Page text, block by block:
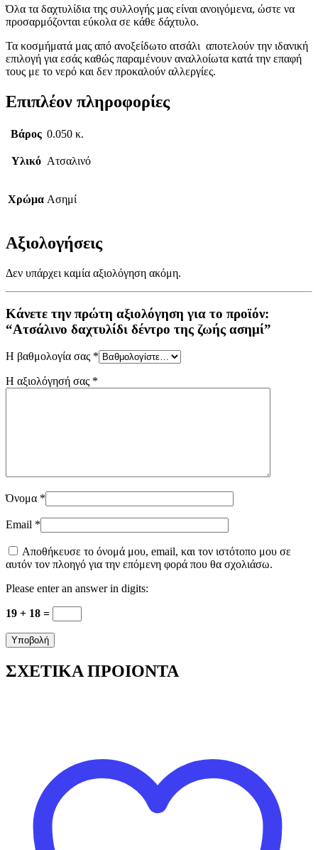
Όλα τα δαχτυλίδια της συλλογής μας είναι ανοιγόμενα, ώστε να
προσαρμόζονται εύκολα σε κάθε δάχτυλο.
Τα κοσμήματά μας από ανοξείδωτο ατσάλι αποτελούν την ιδανική
επιλογή για εσάς καθώς παραμένουν αναλλοίωτα κατά την επαφή
τους με το νερό και δεν προκαλούν αλλεργίες.
Επιπλέον πληροφορίες
Βάρος 0.050 κ.
Υλικό Ατσαλινό
Χρώμα Ασημί
Αξιολογήσεις
Δεν υπάρχει καμία αξιολόγηση ακόμη.
Κάνετε την πρώτη αξιολόγηση για το προϊόν:
“Ατσάλινο δαχτυλίδι δέντρο της ζωής ασημί”
Η βαθμολογία σας *
Η αξιολόγησή σας *
Όνομα *
Email *
Αποθήκευσε το όνομά μου, email, και τον ιστότοπο μου σε
αυτόν τον πλοηγό για την επόμενη φορά που θα σχολιάσω.
Please enter an answer in digits:
19 + 18 =
ΣΧΕΤΙΚΑ ΠΡΟΙΟΝΤΑ